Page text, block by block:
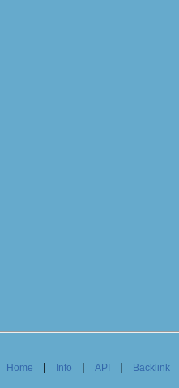
Home | Info | API | Backlink